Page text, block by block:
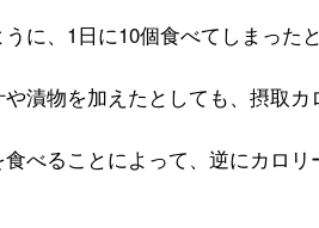
に、1日に10個食べてしまった
漬物を加えたとしても、摂取
べることによって、逆にカロリ